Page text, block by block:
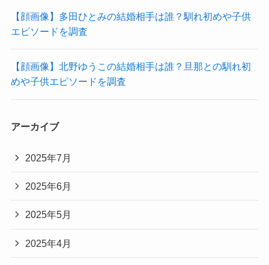
【顔画像】多田ひとみの結婚相手は誰？馴れ初めや子供
エピソードを調査
【顔画像】北野ゆうこの結婚相手は誰？旦那との馴れ初
めや子供エピソードを調査
アーカイブ
2025年7月
2025年6月
2025年5月
2025年4月